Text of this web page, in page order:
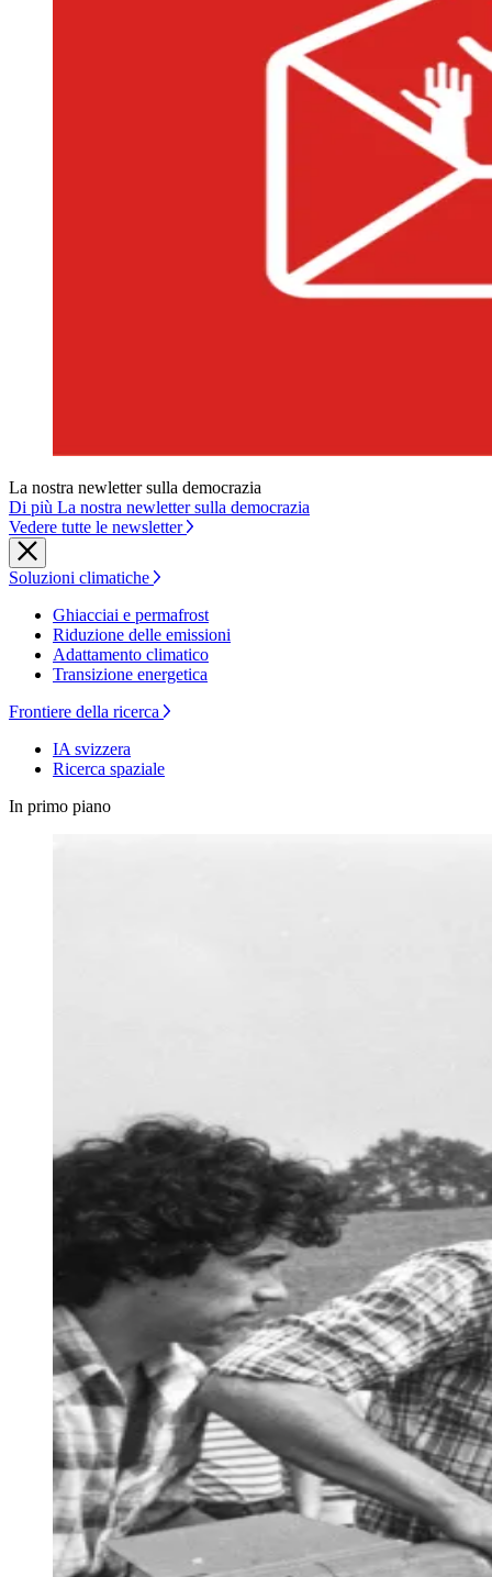
La nostra newletter sulla democrazia
Di più La nostra newletter sulla democrazia
Vedere tutte le newsletter
Soluzioni climatiche
Ghiacciai e permafrost
Riduzione delle emissioni
Adattamento climatico
Transizione energetica
Frontiere della ricerca
IA svizzera
Ricerca spaziale
In primo piano